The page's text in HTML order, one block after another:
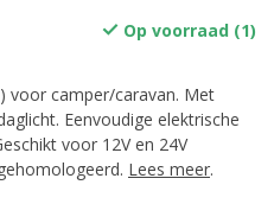
Op voorraad (1)
voor camper/caravan. Met
Eenvoudige elektrische
voor 12V en 24V
Lees meer.